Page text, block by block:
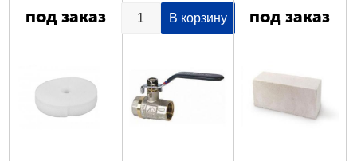
под заказ под заказ
Страницы